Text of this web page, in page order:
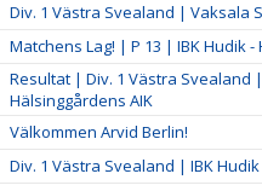
Div. 1 Västra Svealand | Vaksala
Matchens Lag! | P 13 | IBK Hudik
Resultat | Div. 1 Västra Svealand
Hälsinggårdens AIK
Välkommen Arvid Berlin!
Div. 1 Västra Svealand | IBK